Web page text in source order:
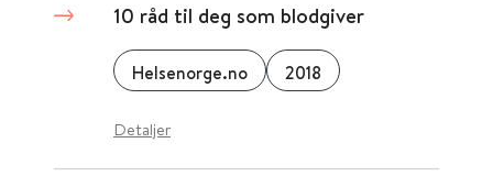
10 råd til deg som blodgiver
Helsenorge.no 2018
Detaljer